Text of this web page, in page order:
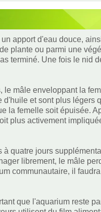
apport d'eau douce,
plante ou parmi une
terminé. Une fois le nid
mâle enveloppant la
et sont plus légers
la femelle soit épuisée.
plus activement
quatre jours
librement, le mâle
communautaire, il
que l'aquarium reste